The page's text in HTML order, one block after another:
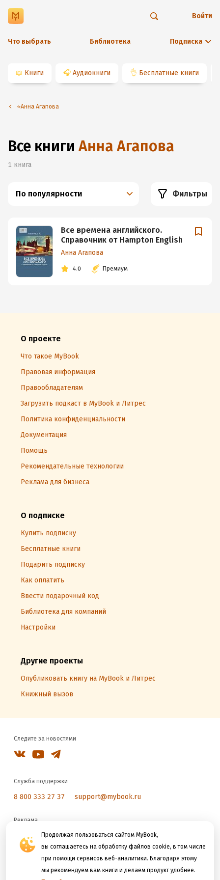
Что выбрать Библиотека Подписка
Войти
📖 Книги 🎧 Аудиокниги 👌 Бесплатные книги
Продолжая пользоваться сайтом MyBook,
вы соглашаетесь на обработку файлов cookie, в том числе
при помощи сервисов веб-аналитики. Благодаря этому
мы рекомендуем вам книги и делаем продукт удобнее.
⭐️Анна Агапова
Все книги Анна Агапова
1 книга
По популярности Фильтры
Все времена английского.
Справочник от Hampton English
Анна Агапова
4.0 Премиум
О проекте
Что такое MyBook
Правовая информация
Правообладателям
Загрузить подкаст в MyBook и Литрес
Политика конфиденциальности
Документация
Помощь
Рекомендательные технологии
Реклама для бизнеса
О подписке
Купить подписку
Бесплатные книги
Подарить подписку
Как оплатить
Ввести подарочный код
Библиотека для компаний
Настройки
Другие проекты
Опубликовать книгу на MyBook и Литрес
Книжный вызов
Следите за новостями
Служба поддержки
8 800 333 27 37 support@mybook.ru
Реклама
reklama@litres.ru
Мы принимаем к оплате